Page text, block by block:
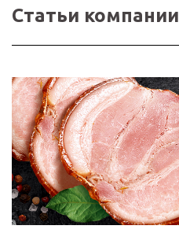
Статьи компании